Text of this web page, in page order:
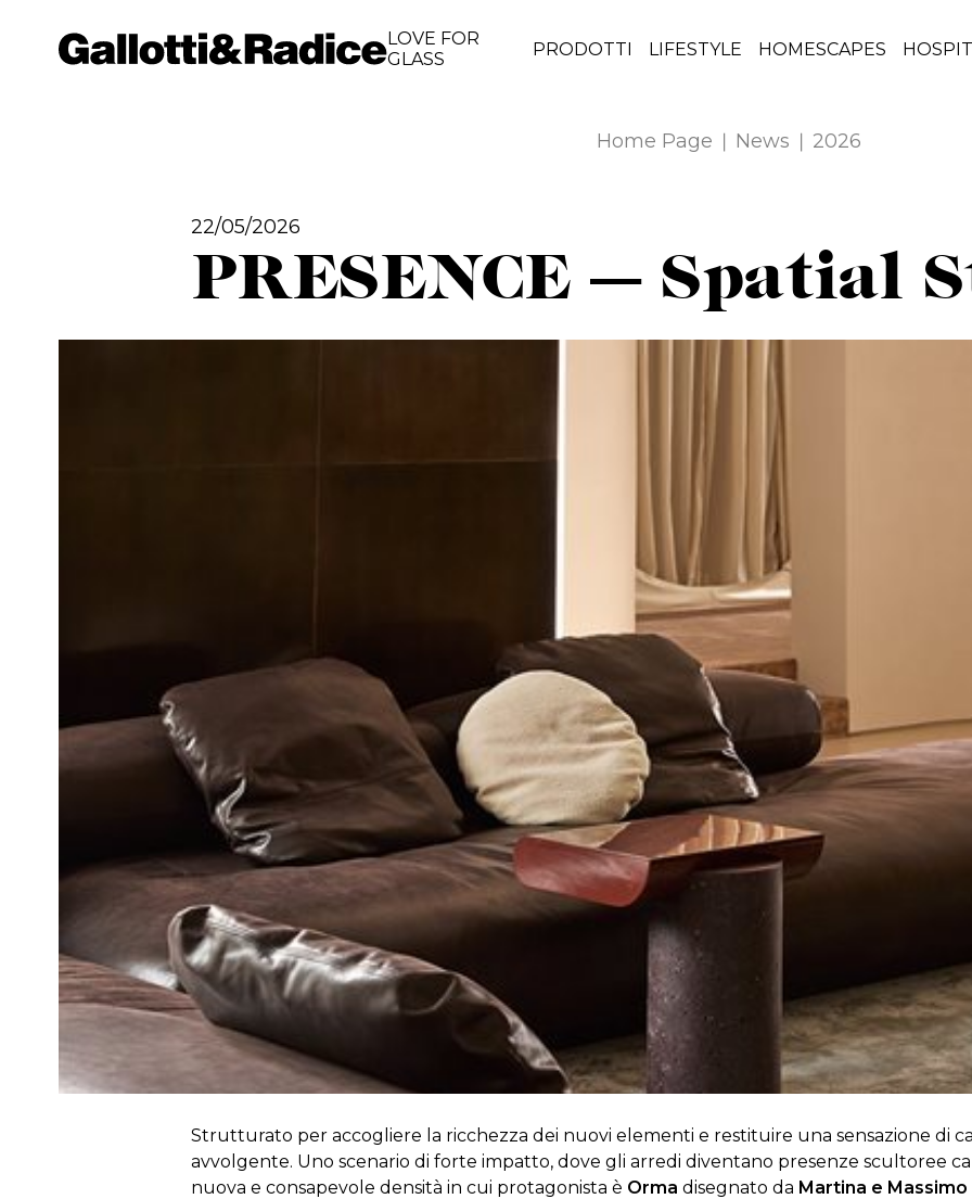
LOVE FOR
GLASS
PRODOTTI LIFESTYLE HOMESCAPES
Home Page News 2026
22/05/2026
PRESENCE — Spatial
Strutturato per accogliere la ricchezza dei nuovi elementi e restituire una sensazione di
avvolgente. Uno scenario di forte impatto, dove gli arredi diventano presenze scultoree
nuova e consapevole densità in cui protagonista è Orma disegnato da Martina e